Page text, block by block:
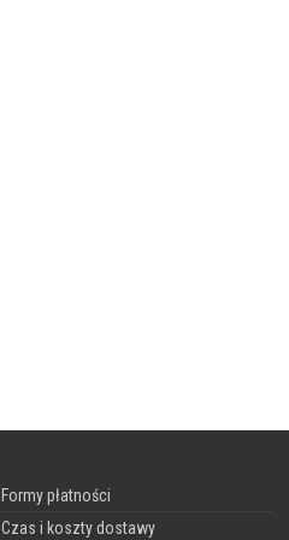
Formy płatności
Czas i koszty dostawy